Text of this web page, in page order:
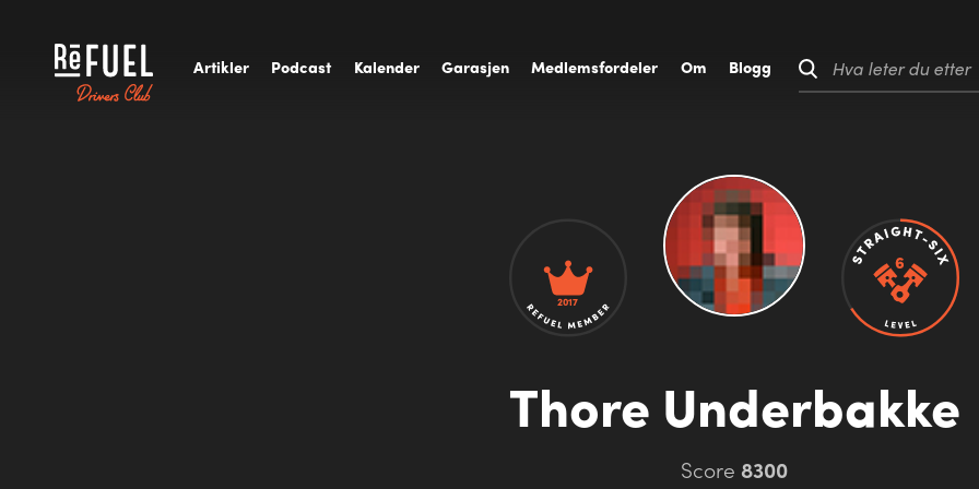
Artikler Podcast Kalender Garasjen Medlemsfordeler Om Blogg Hva leter du etter
2017
Thore Underbakke
Score 8300